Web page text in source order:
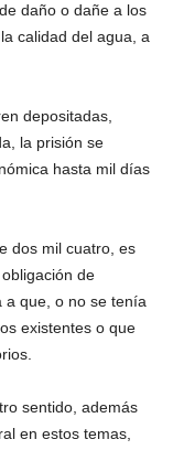
daño o dañe a los
calidad del agua, a
depositadas,
la prisión se
hasta mil días
dos mil cuatro, es
de
a que, o no se tenía
existentes o que
sentido, además
en estos temas,